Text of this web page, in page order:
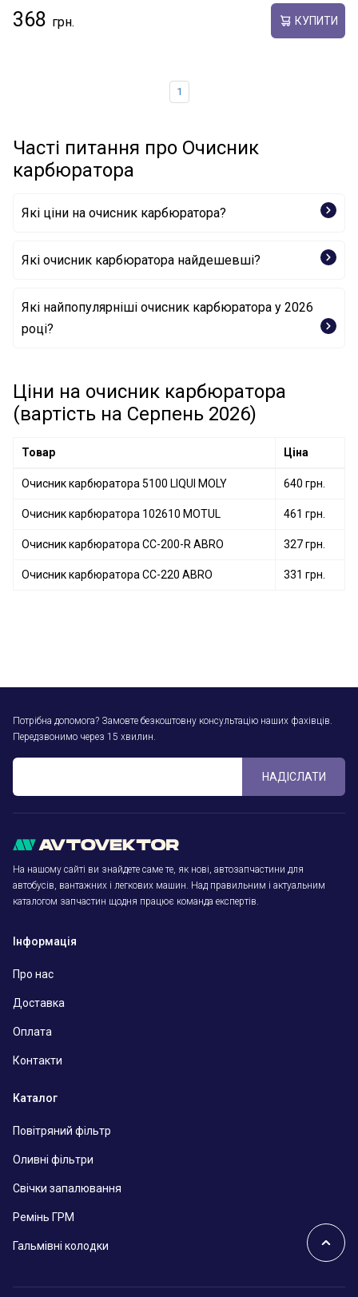
368 КУПИТИ
1
Часті питання про Очисник
карбюратора
Які ціни на очисник карбюратора?
Які очисник карбюратора найдешевші?
Які найпопулярніші очисник карбюратора у 2026
році?
Ціни на очисник карбюратора
(вартість на Серпень 2026)
Товар Ціна
Очисник карбюратора 5100 LIQUI MOLY 640 грн.
Очисник карбюратора 102610 MOTUL 461 грн.
Очисник карбюратора CC-200-R ABRO 327 грн.
Очисник карбюратора CC-220 ABRO 331 грн.
Потрібна допомога? Замовте безкоштовну консультацію наших фахівців.
Передзвонимо через 15 хвилин.
НАДІСЛАТИ
На нашому сайті ви знайдете саме те, як нові, автозапчастини для
автобусів, вантажних і легкових машин. Над правильним і актуальним
каталогом запчастин щодня працює команда експертів.
Інформація
Про нас
Доставка
Оплата
Контакти
Каталог
Повітряний фільтр
Оливні фільтри
Свічки запалювання
Ремінь ГРМ
Гальмівні колодки